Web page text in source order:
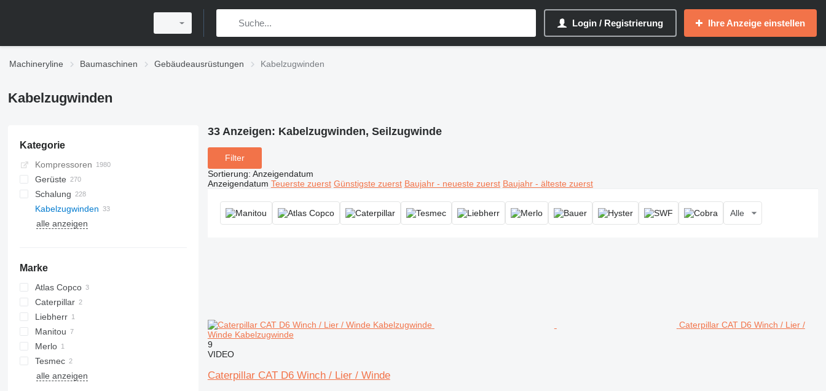
Login / Registrierung Ihre Anzeige einstellen
Machineryline Baumaschinen Gebäudeausrüstungen Kabelzugwinden
Kabelzugwinden
Kategorie
Kompressoren
Gerüste
Schalung
Wandschalungen
Schalungsstützen
Stützenschalungen
sonstige Schalungen
Kabelzugwinden
alle anzeigen
Marke
Atlas Copco
CK
Caterpillar
D series
Liebherr
Manitou
Merlo
Tesmec
alle anzeigen
33 Anzeigen: Kabelzugwinden, Seilzugwinde
Filter
Sortierung: Anzeigendatum
Anzeigendatum Teuerste zuerst Günstigste zuerst Baujahr - neueste zuerst Baujahr - älteste zuerst
Alle
Caterpillar CAT D6 Winch / Lier /
Winde Kabelzugwinde
9
VIDEO
Caterpillar CAT D6 Winch / Lier / Winde